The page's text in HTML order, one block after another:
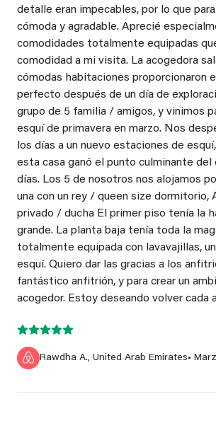
detalle eran impecables, por lo que
cómoda y agradable. Aprecié
comodidades totalmente equipadas
comodidad a mi visita. La acogedora
cómodas habitaciones proporcionaron
perfecto después de un día de
grupo de 5 familia / amigos, y vinimos
esquí de primavera en marzo. Nos
los días a un nuevo estaciones de
esta casa ganó el punto culminante del
días. Los 5 de nosotros nos alojamos
una con un rey / queen size dormitorio,
privado / ducha El primer piso tenía la
grande. La planta baja tenía toda la
totalmente equipada con lavavajillas,
esquí. Quiero dar las gracias a los
fantástico anfitrión, y para crear un
acogedor. Estoy deseando volver cada
Rawdha A., United Arab Emirates•